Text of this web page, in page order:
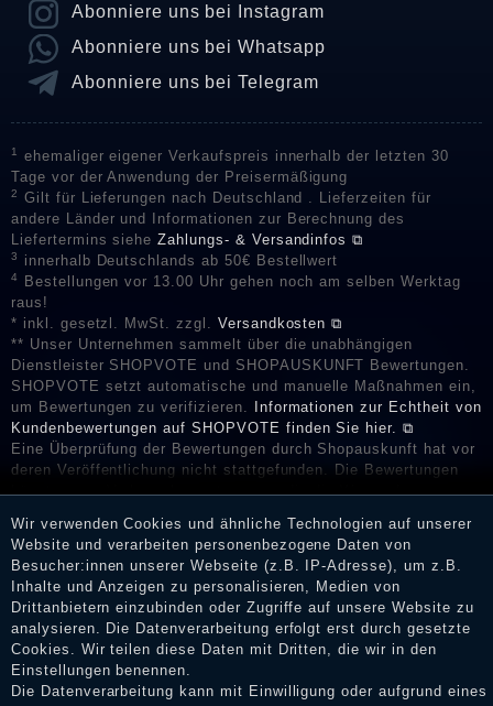
Abonniere uns bei Instagram
Abonniere uns bei Whatsapp
Abonniere uns bei Telegram
1
ehemaliger eigener Verkaufspreis innerhalb der letzten 30
Tage vor der Anwendung der Preisermäßigung
2
Gilt für Lieferungen nach Deutschland . Lieferzeiten für
andere Länder und Informationen zur Berechnung des
Liefertermins sieheZahlungs- & Versandinfos ⧉
3 innerhalb Deutschlands ab 50€ Bestellwert
4
Bestellungen vor 13.00 Uhr gehen noch am selben Werktag
raus!
* inkl. gesetzl. MwSt. zzgl. Versandkosten ⧉
** Unser Unternehmen sammelt über die unabhängigen
Dienstleister SHOPVOTE und SHOPAUSKUNFT Bewertungen.
SHOPVOTE setzt automatische und manuelle Maßnahmen ein,
um Bewertungen zu verifizieren.
Informationen zur Echtheit von
Kundenbewertungen auf SHOPVOTE finden Sie hier. ⧉
Eine Überprüfung der Bewertungen durch Shopauskunft hat vor
deren Veröffentlichung nicht stattgefunden. Die Bewertungen
könnten von Verbrauchern stammen, die die Ware oder
Erhalt einer Benachrichtigungs-E-Mail können Händler die
Bewertungen verifizieren und über die erfolgte Verifizierung im
Shop informieren.
Impressum
Wir verwenden Cookies und ähnliche Technologien auf unserer
Website und verarbeiten personenbezogene Daten von
Besucher:innen unserer Webseite (z.B. IP-Adresse), um z.B.
Inhalte und Anzeigen zu personalisieren, Medien von
Drittanbietern einzubinden oder Zugriffe auf unsere Website zu
analysieren. Die Datenverarbeitung erfolgt erst durch gesetzte
Cookies. Wir teilen diese Daten mit Dritten, die wir in den
Einstellungen benennen.
Die Datenverarbeitung kann mit Einwilligung oder aufgrund eines